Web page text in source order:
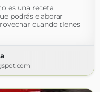
es una receta
podrás elaborar
cuando tienes